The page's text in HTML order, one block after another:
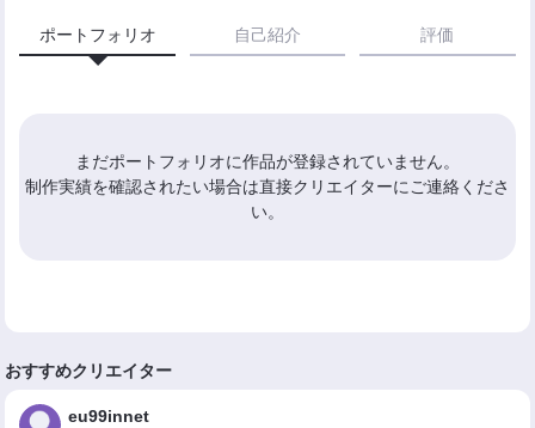
ポートフォリオ 自己紹介 評価
まだポートフォリオに作品が登録されていません。
制作実績を確認されたい場合は直接クリエイターにご連絡くださ
い。
おすすめクリエイター
eu99innet